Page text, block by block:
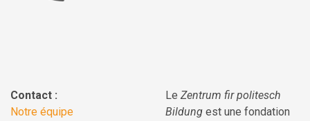
Contact :
Notre équipe
Le Zentrum fir politesch
Bildung est une fondation